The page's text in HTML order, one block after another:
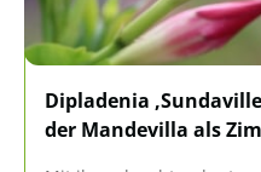
Dipladenia ‚Sundaville
der Mandevilla als